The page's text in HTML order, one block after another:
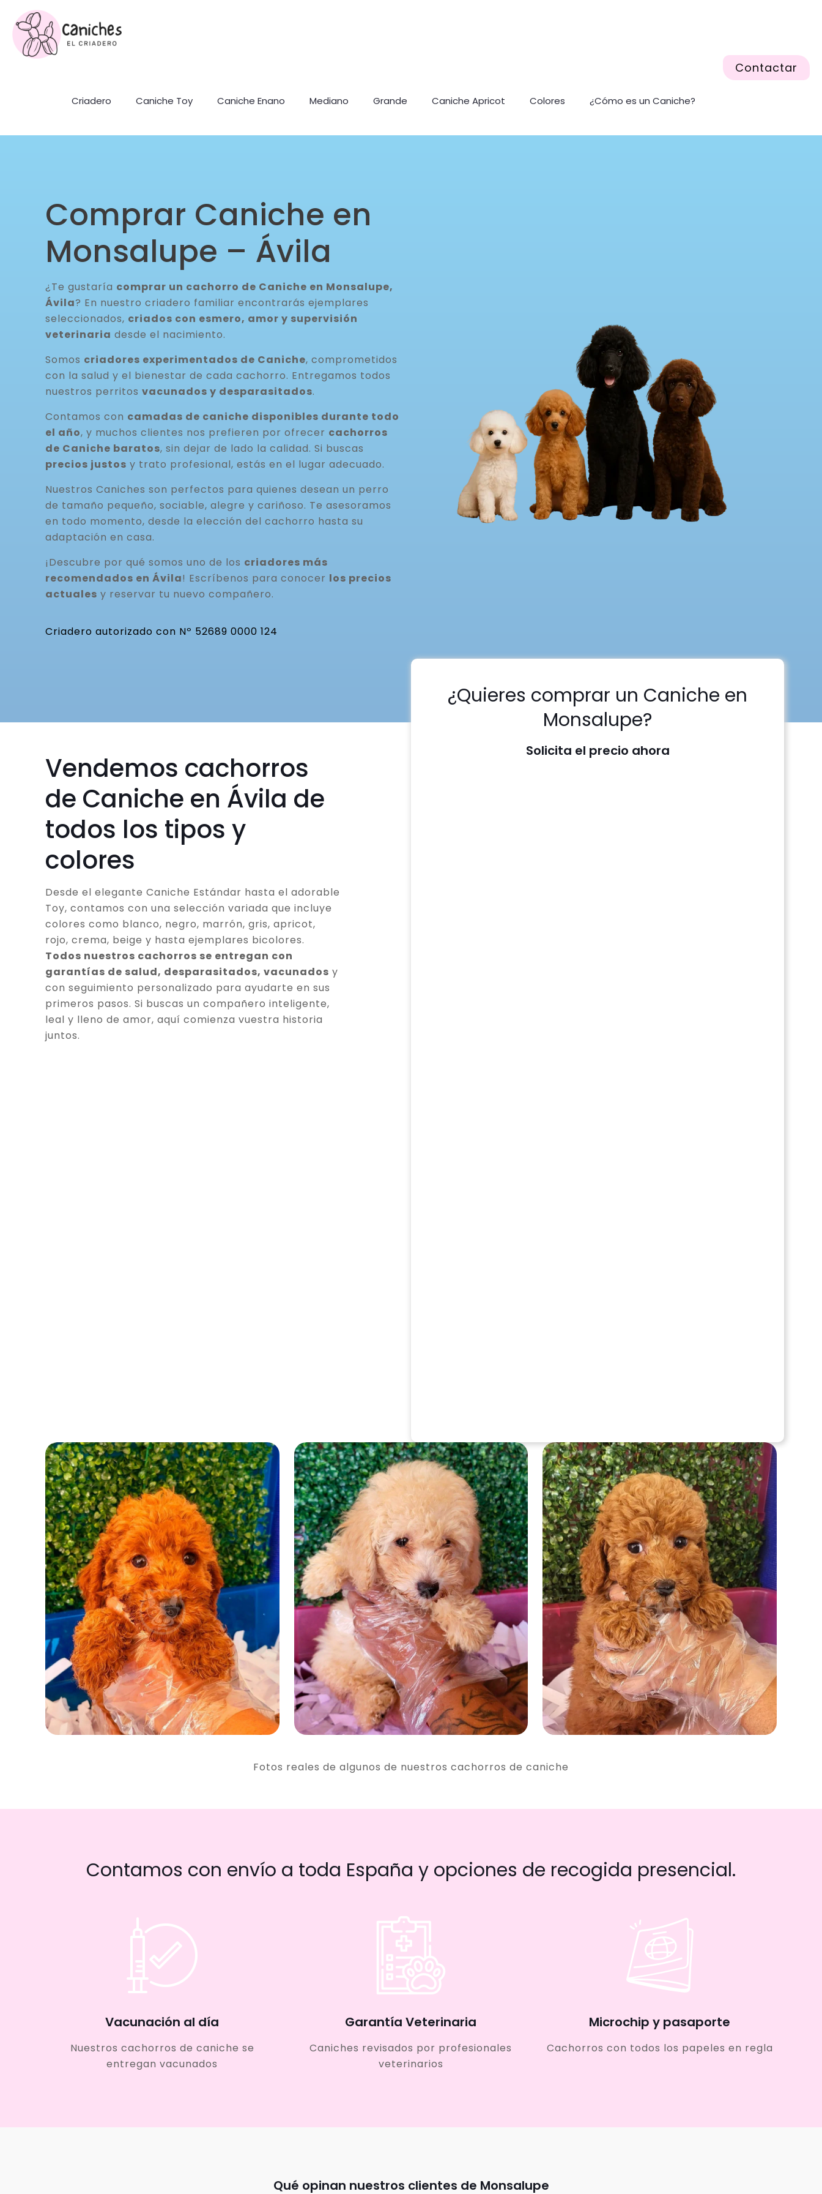
Criadero Caniche Toy Caniche Enano Mediano Grande Caniche Apricot Colores ¿Cómo es un Caniche?
Contactar
Comprar Caniche en
Monsalupe – Ávila
¿Te gustaría comprar un cachorro de Caniche en Monsalupe,
Ávila? En nuestro criadero familiar encontrarás ejemplares
seleccionados, criados con esmero, amor y supervisión
veterinaria desde el nacimiento.
Somos criadores experimentados de Caniche, comprometidos
con la salud y el bienestar de cada cachorro. Entregamos todos
nuestros perritos vacunados y desparasitados.
Contamos con camadas de caniche disponibles durante todo
el año, y muchos clientes nos prefieren por ofrecer cachorros
de Caniche baratos, sin dejar de lado la calidad. Si buscas
precios justos y trato profesional, estás en el lugar adecuado.
Nuestros Caniches son perfectos para quienes desean un perro
de tamaño pequeño, sociable, alegre y cariñoso. Te asesoramos
en todo momento, desde la elección del cachorro hasta su
adaptación en casa.
¡Descubre por qué somos uno de los criadores más
recomendados en Ávila! Escríbenos para conocer los precios
actuales y reservar tu nuevo compañero.
Criadero autorizado con Nº 52689 0000 124
Vendemos cachorros
de Caniche en Ávila de
todos los tipos y
colores
Desde el elegante Caniche Estándar hasta el adorable
Toy, contamos con una selección variada que incluye
colores como blanco, negro, marrón, gris, apricot,
rojo, crema, beige y hasta ejemplares bicolores.
Todos nuestros cachorros se entregan con
garantías de salud, desparasitados, vacunados y
con seguimiento personalizado para ayudarte en sus
primeros pasos. Si buscas un compañero inteligente,
leal y lleno de amor, aquí comienza vuestra historia
juntos.
¿Quieres comprar un Caniche en
Monsalupe?
Solicita el precio ahora
Fotos reales de algunos de nuestros cachorros de caniche
Contamos con envío a toda España y opciones de recogida presencial.
Vacunación al día
Nuestros cachorros de caniche se
entregan vacunados
Garantía Veterinaria
Caniches revisados por profesionales
veterinarios
Microchip y pasaporte
Cachorros con todos los papeles en regla
Qué opinan nuestros clientes de Monsalupe